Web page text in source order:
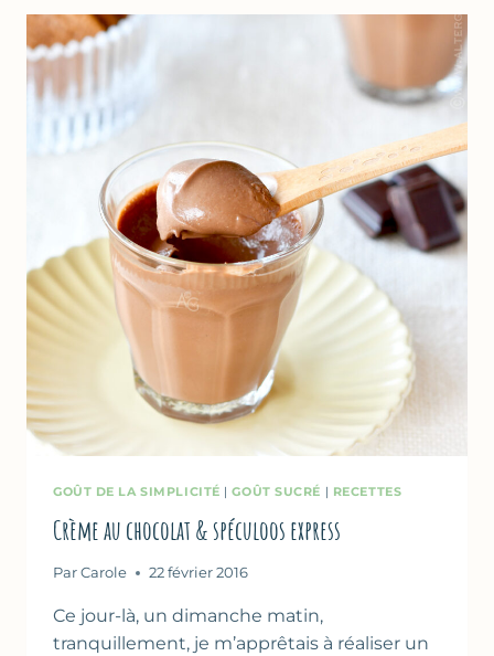
AU
GOÛT DE LA SIMPLICITÉ |GOÛT SUCRÉ | RECETTES
Crème au chocolat & spéculoos express
Par Carole 22 février 2016
Ce jour-là, un dimanche matin,
tranquillement, je m’apprêtais à réaliser un